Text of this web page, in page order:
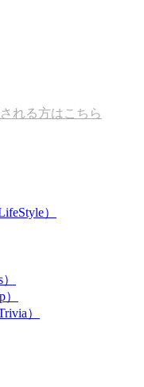
れる方はこちら
）
）